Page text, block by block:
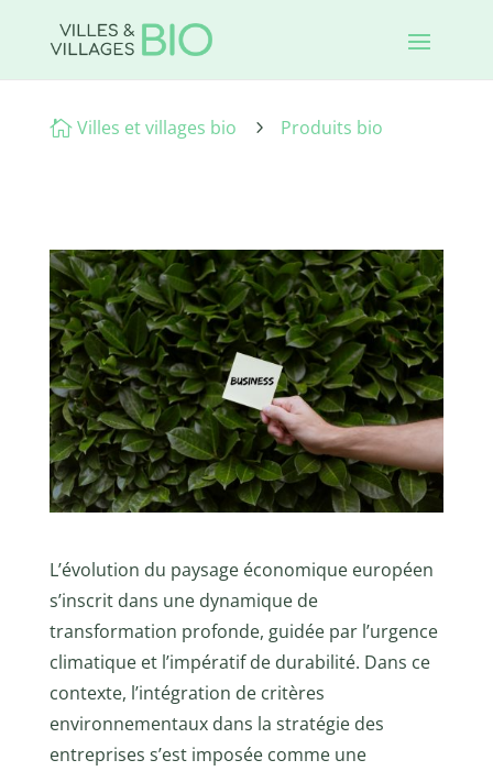
 Villes et villages bio 5 Produits bio
L’évolution du paysage économique européen
s’inscrit dans une dynamique de
transformation profonde, guidée par l’urgence
climatique et l’impératif de durabilité. Dans ce
contexte, l’intégration de critères
environnementaux dans la stratégie des
entreprises s’est imposée comme une